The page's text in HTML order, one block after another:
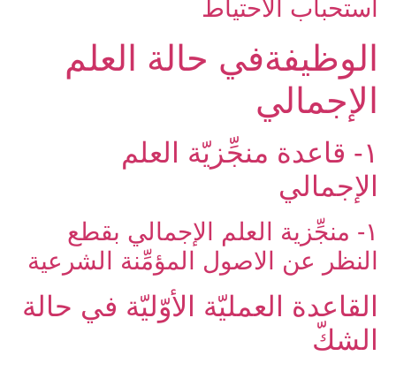
استحباب الاحتياط
الوظيفةفي حالة العلم
الإجمالي‏
۱- قاعدة منجِّزيّة العلم
الإجمالي‏
۱- منجِّزية العلم الإجمالي بقطع
النظر عن الاصول المؤمِّنة الشرعية
القاعدة العمليّة الأوّليّة في حالة
الشكّ‏